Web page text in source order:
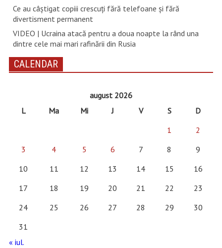
Ce au câștigat copiii crescuți fără telefoane și fără
divertisment permanent
VIDEO | Ucraina atacă pentru a doua noapte la rând una
dintre cele mai mari rafinării din Rusia
CALENDAR
august 2026
L
Ma Mi J V S
D
1
2
3
4 5 6 7 8
9
10
11 12 13 14 15
16
17
18 19 20 21 22
23
24
25 26 27 28 29
30
31
« iul.